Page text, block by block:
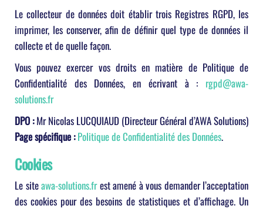
Le collecteur de données doit établir trois Registres RGPD, les
imprimer, les conserver, afin de définir quel type de données il
collecte et de quelle façon.
Vous pouvez exercer vos droits en matière de Politique de
Confidentialité des Données, en écrivant à : rgpd@awa-
solutions.fr
DPO :Mr Nicolas LUCQUIAUD (Directeur Général d’AWA Solutions)
Page spécifique : Politique de Confidentialité des Données.
Cookies
Le siteawa-solutions.frest amené à vous demander l’acceptation
des cookies pour des besoins de statistiques et d’affichage. Un